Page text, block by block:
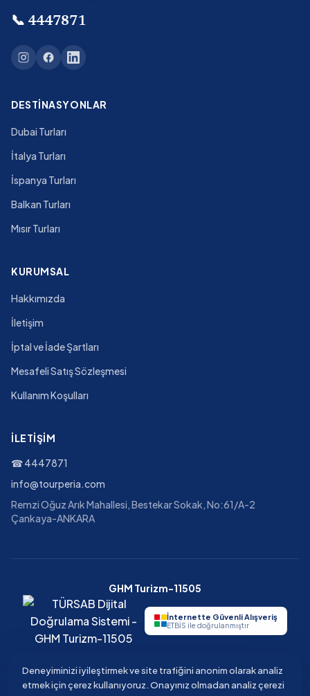
📞 4447871
DESTINASYONLAR
Dubai Turları
İtalya Turları
İspanya Turları
Balkan Turları
Mısır Turları
KURUMSAL
Hakkımızda
İletişim
İptal ve İade Şartları
Mesafeli Satış Sözleşmesi
Kullanım Koşulları
İLETIŞIM
☎4447871
info@tourperia.com
Remzi Oğuz Arık Mahallesi, Bestekar Sokak, No:61/A-2
Çankaya-ANKARA
GHM Turizm-11505
İnternette Güvenli Alışveriş
ETBİS ile doğrulanmıştır
2026 TourperiaSeyahat Acentesi
Deneyiminizi iyileştirmek ve site trafiğini anonim olarak analiz
etmek için çerez kullanıyoruz. Onayınız olmadan analiz çerezi